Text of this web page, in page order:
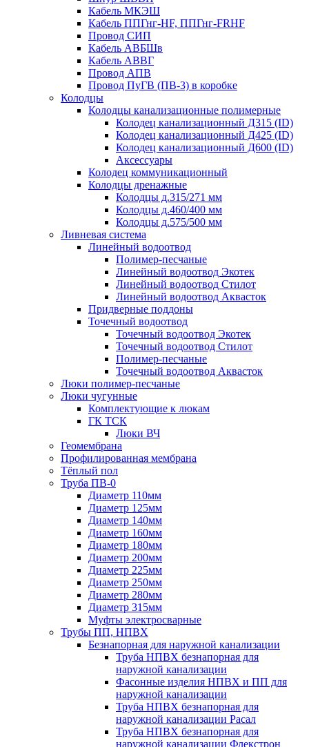
Кабель МКЭШ
Кабель ППГнг-HF, ППГнг-FRHF
Провод СИП
Кабель АВБШв
Кабель АВВГ
Провод АПВ
Провод ПуГВ (ПВ-3) в коробке
Колодцы
Колодцы канализационные полимерные
Колодец канализационный Д315 (ID)
Колодец канализационный Д425 (ID)
Колодец канализационный Д600 (ID)
Аксессуары
Колодец коммуникационный
Колодцы дренажные
Колодцы д.315/271 мм
Колодцы д.460/400 мм
Колодцы д.575/500 мм
Ливневая система
Линейный водоотвод
Полимер-песчаные
Линейный водоотвод Экотек
Линейный водоотвод Стилот
Линейный водоотвод Аквасток
Придверные поддоны
Точечный водоотвод
Точечный водоотвод Экотек
Точечный водоотвод Стилот
Полимер-песчаные
Точечный водоотвод Аквасток
Люки полимер-песчаные
Люки чугунные
Комплектующие к люкам
ГК ТСК
Люки ВЧ
Геомембрана
Профилированная мембрана
Тёплый пол
Труба ПВ-0
Диаметр 110мм
Диаметр 125мм
Диаметр 140мм
Диаметр 160мм
Диаметр 180мм
Диаметр 200мм
Диаметр 225мм
Диаметр 250мм
Диаметр 280мм
Диаметр 315мм
Муфты электросварные
Трубы ПП, НПВХ
Безнапорная для наружной канализации
Труба НПВХ безнапорная для
наружной канализации
Фасонные изделия НПВХ и ПП для
наружной канализации
Труба НПВХ безнапорная для
наружной канализации Расал
Труба НПВХ безнапорная для
наружной канализации Флекстрон